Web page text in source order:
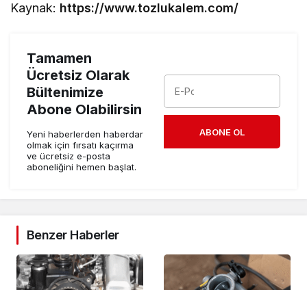
Kaynak: https://www.tozlukalem.com/
Tamamen
Ücretsiz Olarak
Bültenimize
Abone Olabilirsin
Yeni haberlerden haberdar
olmak için fırsatı kaçırma
ve ücretsiz e-posta
aboneliğini hemen başlat.
ABONE OL
Benzer Haberler